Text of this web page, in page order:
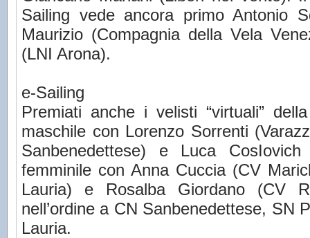
Sailing vede ancora primo Antonio
Maurizio (Compagnia della Vela
(LNI Arona).
e-Sailing
Premiati anche i velisti “virtuali”
maschile con Lorenzo Sorrenti
Sanbenedettese) e Luca
femminile con Anna Cuccia (CV
Lauria) e Rosalba Giordano (CV
nell’ordine a CN Sanbenedettese, SN
Lauria.